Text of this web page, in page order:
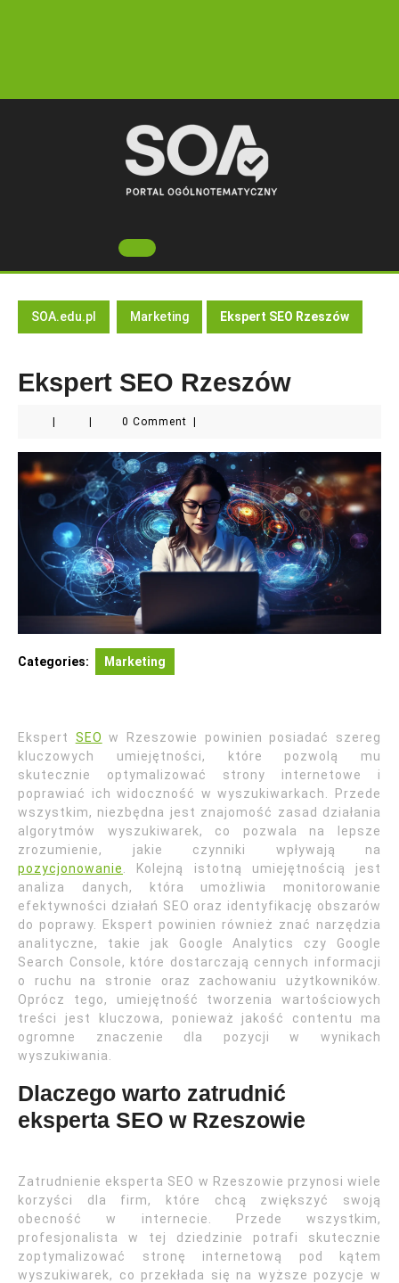
Open
Button
SOA.edu.pl Marketing Ekspert SEO Rzeszów
Ekspert SEO Rzeszów
0 Comment
Categories: Marketing
Ekspert SEO w Rzeszowie powinien posiadać szereg
kluczowych umiejętności, które pozwolą mu
skutecznie optymalizować strony internetowe i
poprawiać ich widoczność w wyszukiwarkach. Przede
wszystkim, niezbędna jest znajomość zasad działania
algorytmów wyszukiwarek, co pozwala na lepsze
zrozumienie, jakie czynniki wpływają na
pozycjonowanie
. Kolejną istotną umiejętnością jest
analiza danych, która umożliwia monitorowanie
efektywności działań SEO oraz identyfikację obszarów
do poprawy. Ekspert powinien również znać narzędzia
analityczne, takie jak Google Analytics czy Google
Search Console, które dostarczają cennych informacji
o ruchu na stronie oraz zachowaniu użytkowników.
Oprócz tego, umiejętność tworzenia wartościowych
treści jest kluczowa, ponieważ jakość contentu ma
ogromne znaczenie dla pozycji w wynikach
wyszukiwania.
Dlaczego warto zatrudnić
eksperta SEO w Rzeszowie
Zatrudnienie eksperta SEO w Rzeszowie przynosi wiele
korzyści dla firm, które chcą zwiększyć swoją
obecność w internecie. Przede wszystkim,
profesjonalista w tej dziedzinie potrafi skutecznie
zoptymalizować stronę internetową pod kątem
wyszukiwarek, co przekłada się na wyższe pozycje w